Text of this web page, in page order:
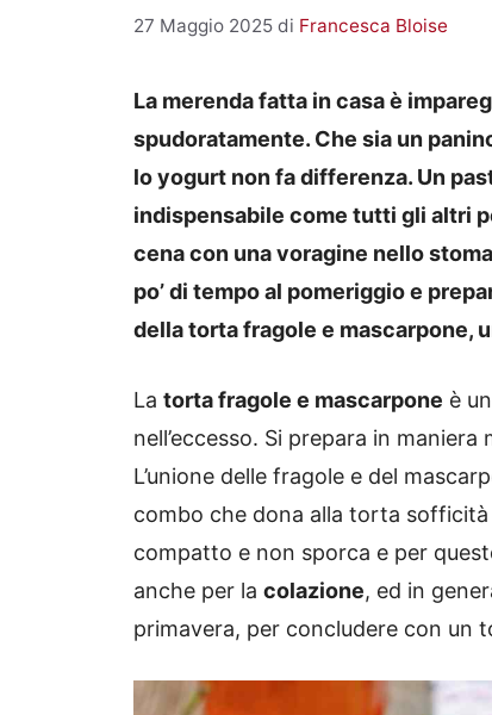
27 Maggio 2025 di Francesca Bloise
La merenda fatta in casa è
spudoratamente. Che sia un
lo yogurt non fa differenza. Un
indispensabile come tutti gli altri
cena con una voragine nello
po’ di tempo al pomeriggio e
della torta fragole e mascarpone,
La torta fragole e mascarpone è
nell’eccesso. Si prepara in
L’unione delle fragole e del
combo che dona alla torta sofficità
compatto e non sporca e per
anche per la colazione, ed in
primavera, per concludere con un